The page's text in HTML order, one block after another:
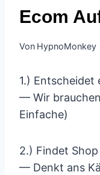
Ecom
Von HypnoMonkey
1.) Entscheidet
— Wir
Einfache)
2.) Findet
— Denkt ans